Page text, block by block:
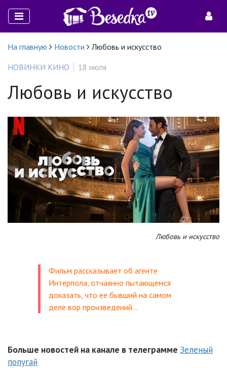
На главную Новости
Любовь и искусство
НОВИНКИ КИНО
18 июля
Любовь и искусство
Любовь и искусство
Фильм рассказывает об агенте
Интерпола, отчаянно пытающемся
доказать, что ее бывший на самом
деле вор произведений…
Больше новостей на канале в телеграмме Зеленый
попугай